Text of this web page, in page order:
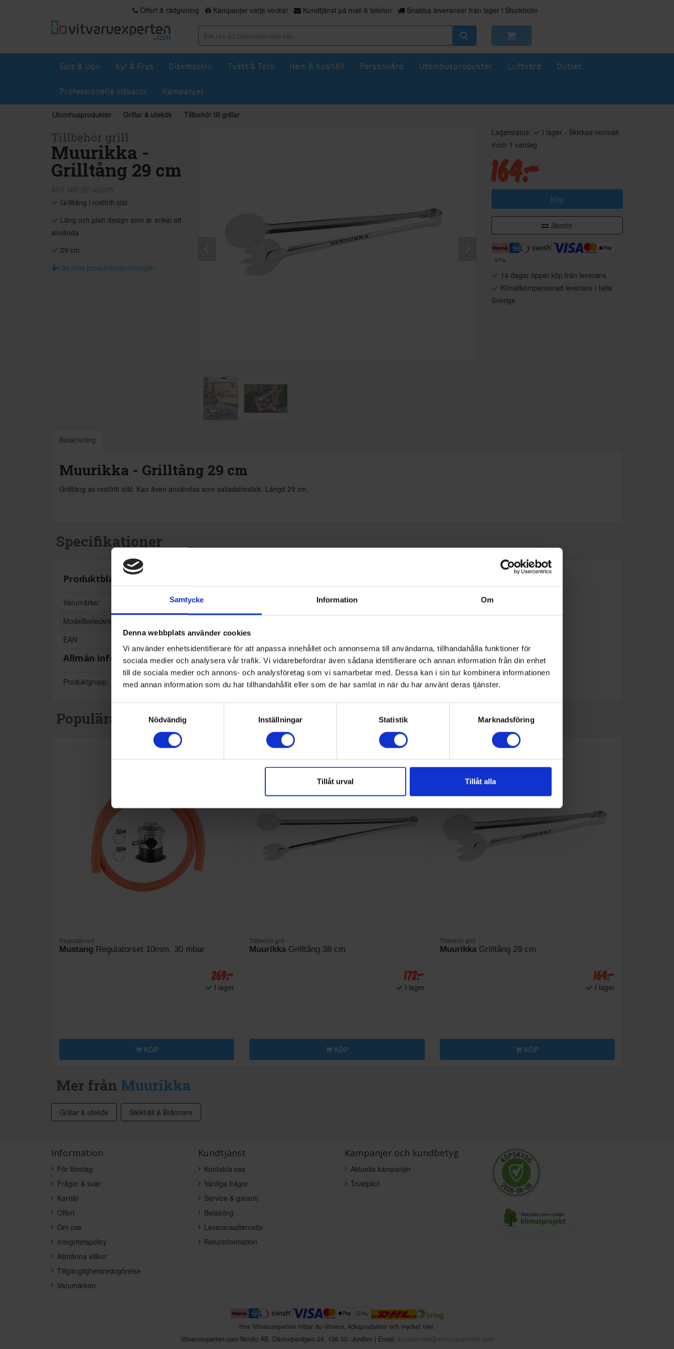
Samtycke Information Om
Denna webbplats använder cookies
Vi använder enhetsidentifierare för att anpassa innehållet och annonserna till användarna, tillhandahålla funktioner för
sociala medier och analysera vår trafik. Vi vidarebefordrar även sådana identifierare och annan information från din enhet
till de sociala medier och annons- och analysföretag som vi samarbetar med. Dessa kan i sin tur kombinera informationen
med annan information som du har tillhandahållit eller som de har samlat in när du har använt deras tjänster.
Nödvändig
Inställningar Statistik Marknadsföring
Tillåt urval Tillåt alla
Offert & rådgivning Kampanjer varje vecka! Kundtjänst på mail & telefon Snabba leveranser från lager i Stockholm
Spis & Ugn Kyl & Frys Diskmaskin Tvätt & Tork Hem & hushåll Personvård Utomhusprodukter Luftvård Outlet
Professionella vitvaror Kampanjer
Utomhusprodukter Grillar & utekök Tillbehör till grillar
Tillbehör grill
Muurikka -
Grilltång 29 cm
Grilltång i rostfritt stål
Lång och platt design som är enkel att
använda
29 cm
Läs hela produktbeskrivningen
Lagerstatus:
I lager - Skickas normalt
inom 1 vardag
164:-
Köp
Jämför
14 dagar öppet köp från leverans
Klimatkompenserad leverans i hela
Sverige
Beskrivning
Muurikka - Grilltång 29 cm
Grilltång av rostfritt stål. Kan även användas som salladsbestick. Längd 29 cm.
Specifikationer
Produktblad:
Varumärke:
Modellbeteckning:
EAN
Allmän information
Produktgrupp: Tillbehör
Populära produkter i denna kategori
Regulatorset
Mustang Regulatorset 10mm, 30 mbar
269:-
I lager
KÖP
Tillbehör grill
Muurikka Grilltång 38 cm
172:-
I lager
KÖP
Tillbehör grill
MuurikkaGrilltång 29 cm
164:-
I lager
KÖP
Mer från Muurikka
Grillar & utekök Stekhäll & Brännare
Information
För företag
Frågor & svar
Karriär
Offert
Om oss
Integritetspolicy
Allmänna villkor
Tillgänglighetsredogörelse
Varumärken
Kundtjänst
Kontakta oss
Vanliga frågor
Service & garanti
Betalning
Leveransalternativ
Returinformation
Kampanjer och kundbetyg
Aktuella kampanjer
Trustpilot
Hos Vitvaruexperten hittar du vitvaror, köksprodukter och mycket mer.
Vitvaruexperten.com Nordic AB, Dåntorpsvägen 24, 136 50, Jordbro | Email: kundservice@vitvaruexperten.com